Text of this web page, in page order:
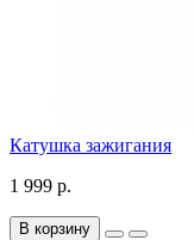
Катушка зажигания
1 999 р.
В корзину